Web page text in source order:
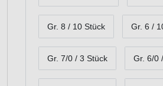
Gr. 8 / 10 Stück Gr. 6 /
Gr. 7/0 / 3 Stück Gr. 6/0